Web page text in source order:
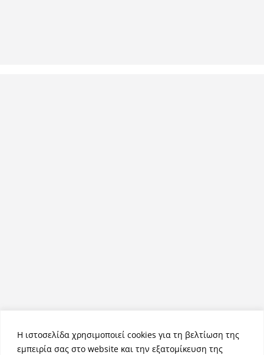
Η ιστοσελίδα χρησιμοποιεί cookies για τη βελτίωση της
εμπειρία σας στο website και την εξατομίκευση της